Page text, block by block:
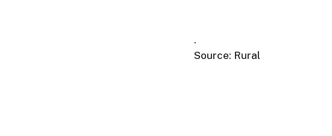
.
Source: Rural